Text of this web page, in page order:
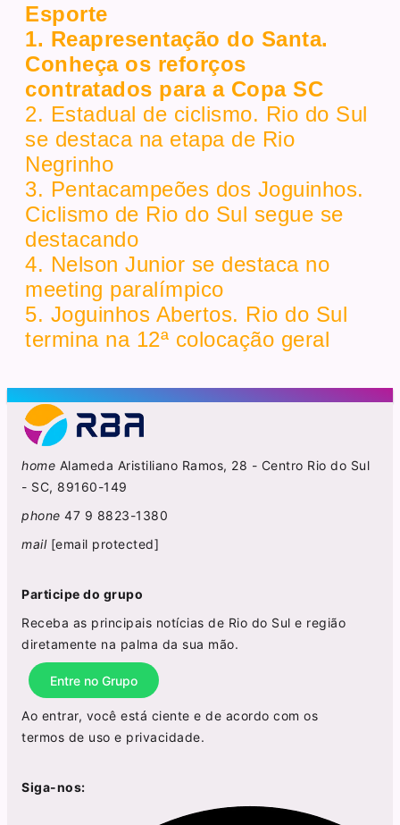
Esporte
1. Reapresentação do Santa.
Conheça os reforços
contratados para a Copa SC
2. Estadual de ciclismo. Rio do Sul
se destaca na etapa de Rio
Negrinho
3. Pentacampeões dos Joguinhos.
Ciclismo de Rio do Sul segue se
destacando
4. Nelson Junior se destaca no
meeting paralímpico
5. Joguinhos Abertos. Rio do Sul
termina na 12ª colocação geral
home Alameda Aristiliano Ramos, 28 - Centro Rio do Sul
- SC, 89160-149
phone 47 9 8823-1380
mail [email protected]
Participe do grupo
Receba as principais notícias de Rio do Sul e região
diretamente na palma da sua mão.
Entre no Grupo
Ao entrar, você está ciente e de acordo com os
termos de uso e privacidade.
Siga-nos: